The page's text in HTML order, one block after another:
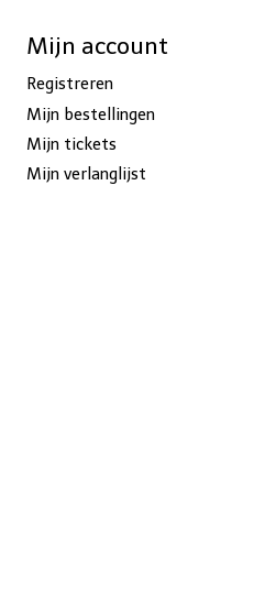
Mijn account
Registreren
Mijn bestellingen
Mijn tickets
Mijn verlanglijst